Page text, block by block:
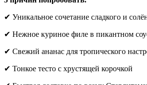
✔ Уникальное сочетание сладкого и
✔ Нежное куриное филе в пикантном
✔ Свежий ананас для тропического
✔ Тонкое тесто с хрустящей корочкой